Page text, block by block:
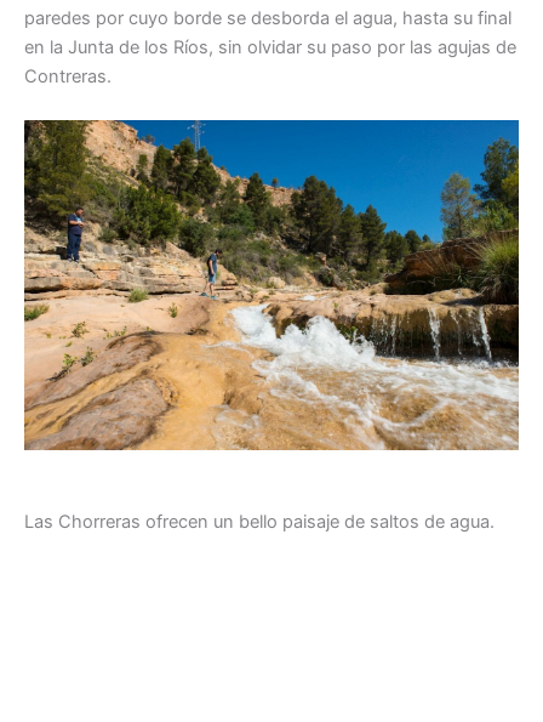
paredes por cuyo borde se desborda el agua, hasta su final
en la Junta de los Ríos, sin olvidar su paso por las agujas de
Contreras.
Las Chorreras ofrecen un bello paisaje de saltos de agua.